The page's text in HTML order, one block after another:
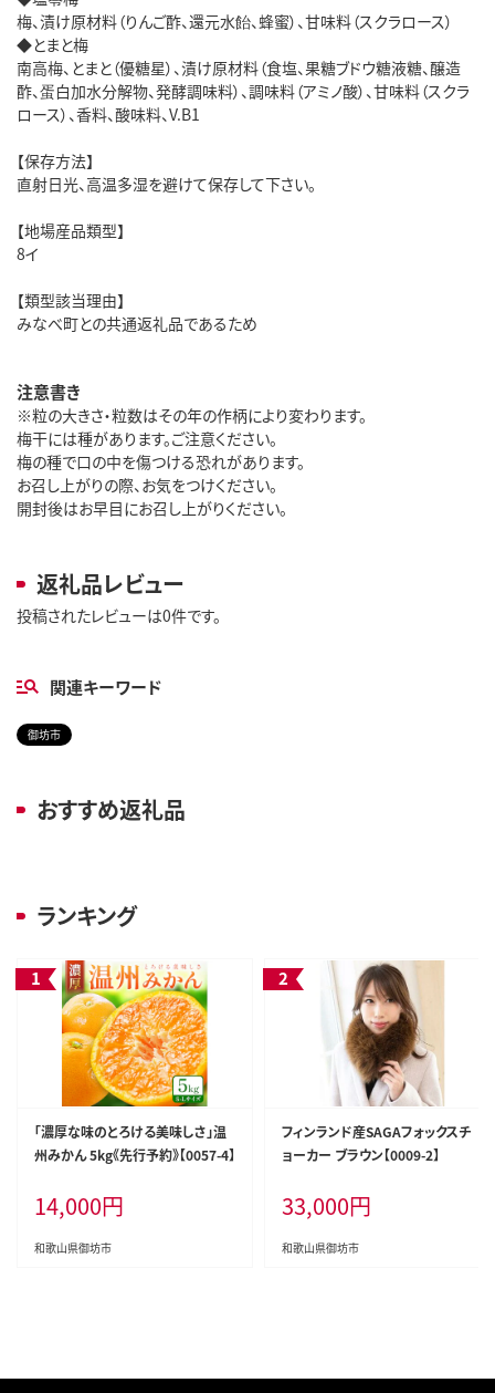
梅、漬け原材料（りんご酢、還元水飴、蜂蜜）、甘味料（スクラロース）
◆とまと梅
南高梅、とまと（優糖星）、漬け原材料（食塩、果糖ブドウ糖液糖、醸造
酢、蛋白加水分解物、発酵調味料）、調味料（アミノ酸）、甘味料（スクラ
ロース）、香料、酸味料、V.B1
【保存方法】
直射日光、高温多湿を避けて保存して下さい。
【地場産品類型】
8イ
【類型該当理由】
みなべ町との共通返礼品であるため
注意書き
※粒の大きさ・粒数はその年の作柄により変わります。
梅干には種があります。ご注意ください。
梅の種で口の中を傷つける恐れがあります。
お召し上がりの際、お気をつけください。
開封後はお早目にお召し上がりください。
返礼品レビュー
投稿されたレビューは0件です。
関連キーワード
御坊市
おすすめ返礼品
ランキング
「濃厚な味のとろける美味しさ」温
州みかん 5kg《先行予約》【0057-4】
14,000円
和歌山県御坊市
フィンランド産SAGAフォックスチ
ョーカー ブラウン【0009-2】
33,000円
和歌山県御坊市